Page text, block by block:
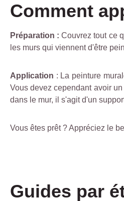
Comment
Préparation : Couvrez tout ce
les murs qui viennent d'être
Application : La peinture
Vous devez cependant avoir
dans le mur, il s'agit d'un
Vous êtes prêt ? Appréciez le
Guides par